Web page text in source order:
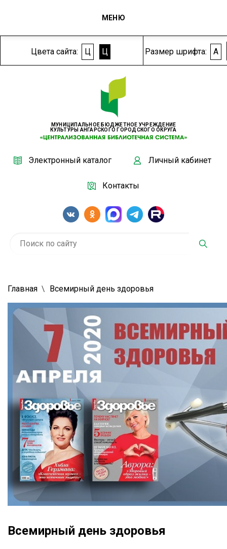
Цвета сайта: Ц Ц Размер шрифта: A
МУНИЦИПАЛЬНОЕ БЮДЖЕТНОЕ УЧРЕЖДЕНИЕ
КУЛЬТУРЫ АНГАРСКОГО ГОРОДСКОГО ОКРУГА
Электронный каталог Личный кабинет
Контакты
МЕНЮ
Главная Всемирный день здоровья
Всемирный день здоровья